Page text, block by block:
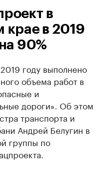
в
крае в 2019
90%
году выполнено
объема работ в
и
дороги». Об этом
транспорта и
Андрей Белугин в
группы по